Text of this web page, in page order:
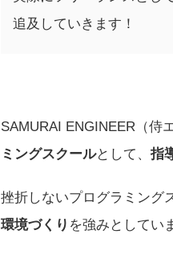
追及していきます！
SAMURAI ENGINEER（侍
ミングスクールとして、 指
挫折しないプログラミング
環境づくり を強みとしてい